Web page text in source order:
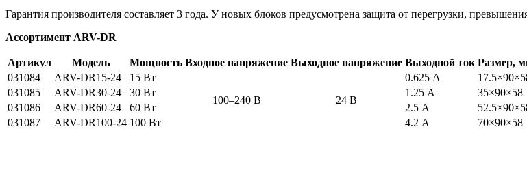
Гарантия производителя составляет 3 года. У новых блоков предусмотрена защита от перегрузки,
Ассортимент ARV-DR
Артикул Модель Мощность Входное напряжение Выходное напряжение Выходной ток Размер,
031084
ARV-DR15-24
15 Вт
100–240 В
24 В
0.625 А
031085
ARV-DR30-24 30 Вт 1.25 А
35×90×58
031086
ARV-DR60-24 60 Вт 2.5 А
031087
ARV-DR100-24 100 Вт 4.2 А 70×90×58